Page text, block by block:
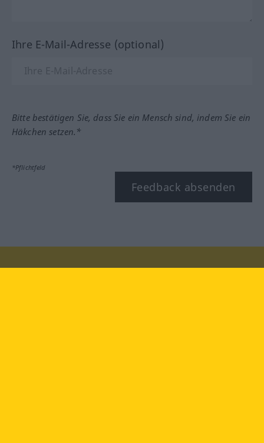
Ihre E-Mail-Adresse (optional)
Bitte bestätigen Sie, dass Sie ein Mensch sind, indem Sie ein
Häkchen setzen.*
*Pflichtfeld
Feedback absenden